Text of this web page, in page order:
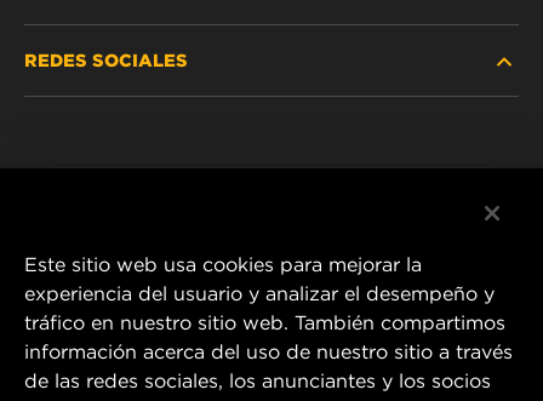
REDES SOCIALES
1 Wix Way
P.O. Box 1967
Este sitio web usa cookies para mejorar la
experiencia del usuario y analizar el desempeño y
tráfico en nuestro sitio web. También compartimos
información acerca del uso de nuestro sitio a través
de las redes sociales, los anunciantes y los socios